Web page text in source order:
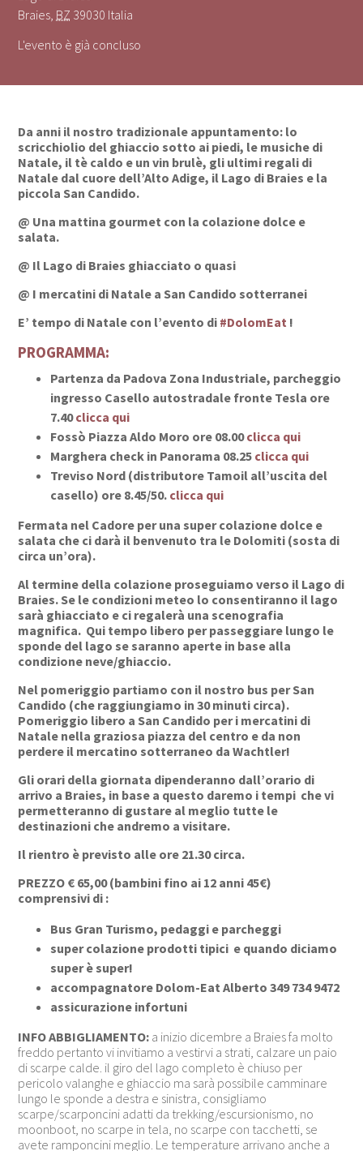
Braies BZ 39030 Italia
L'evento è già concluso
Da anni il nostro tradizionale appuntamento: lo
scricchiolio del ghiaccio sotto ai piedi, le musiche di
Natale, il tè caldo e un vin brulè, gli ultimi regali di
Natale dal cuore dell’Alto Adige, il Lago di Braies e la
piccola San Candido.
@ Una mattina gourmet con la colazione dolce e
salata.
@ Il Lago di Braies ghiacciato o quasi
@ I mercatini di Natale a San Candido sotterranei
E’ tempo di Natale con l’evento di #DolomEat !
PROGRAMMA:
Partenza da Padova Zona Industriale, parcheggio
ingresso Casello autostradale fronte Tesla ore
7.40clicca qui
Fossò Piazza Aldo Moro ore 08.00clicca qui
Marghera check in Panorama 08.25 clicca qui
Treviso Nord (distributore Tamoil all’uscita del
casello) ore 8.45/50. clicca qui
Fermata nel Cadore per una super colazione dolce e
salata che ci darà il benvenuto tra le Dolomiti (sosta di
circa un’ora).
Al termine della colazione proseguiamo verso il Lago di
Braies. Se le condizioni meteo lo consentiranno il lago
sarà ghiacciato e ci regalerà una scenografia
magnifica. Qui tempo libero per passeggiare lungo le
sponde del lago se saranno aperte in base alla
condizione neve/ghiaccio.
Nel pomeriggio partiamo con il nostro bus per San
Candido (che raggiungiamo in 30 minuti circa).
Pomeriggio libero a San Candido per i mercatini di
Natale nella graziosa piazza del centro e da non
perdere il mercatino sotterraneo da Wachtler!
Gli orari della giornata dipenderanno dall’orario di
arrivo a Braies, in base a questo daremo i tempi che vi
permetteranno di gustare al meglio tutte le
destinazioni che andremo a visitare.
Il rientro è previsto alle ore 21.30 circa.
PREZZO € 65,00 (bambini fino ai 12 anni 45€)
comprensivi di :
Bus Gran Turismo, pedaggi e parcheggi
super colazione prodotti tipici e quando diciamo
super è super!
accompagnatore Dolom-Eat Alberto 349 734 9472
assicurazione infortuni
INFO ABBIGLIAMENTO: a inizio dicembre a Braies fa molto
freddo pertanto vi invitiamo a vestirvi a strati, calzare un paio
di scarpe calde. il giro del lago completo è chiuso per
pericolo valanghe e ghiaccio ma sarà possibile camminare
lungo le sponde a destra e sinistra, consigliamo
scarpe/scarponcini adatti da trekking/escursionismo, no
moonboot, no scarpe in tela, no scarpe con tacchetti, se
avete ramponcini meglio. Le temperature arrivano anche a